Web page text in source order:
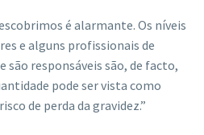
é alarmante. Os níveis
e alguns profissionais de
são responsáveis ​​são, de facto,
pode ser vista como
de perda da gravidez.”